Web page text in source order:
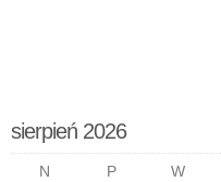
sierpień 2026
N P W